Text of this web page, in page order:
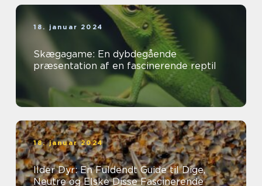
18. januar 2024
Skægagame: En dybdegående
præsentation af en fascinerende reptil
18. januar 2024
Ilder Dyr: En Fuldendt Guide til Dige,
Neutre og Elske Disse Fascinerende